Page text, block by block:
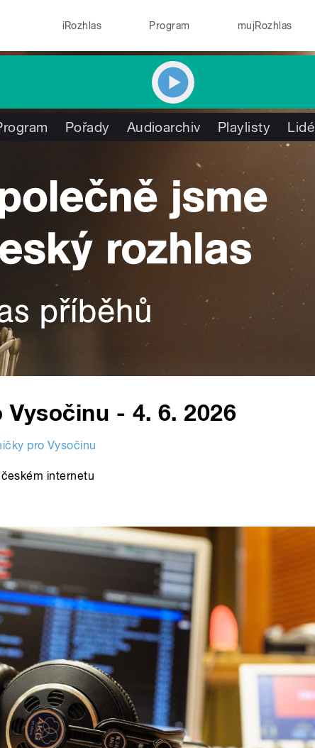
iRozhlas Program mujRozhlas
Pořady Audioarchiv Playlisty Lidé
- 4. 6. 2026
pro Vysočinu
internetu